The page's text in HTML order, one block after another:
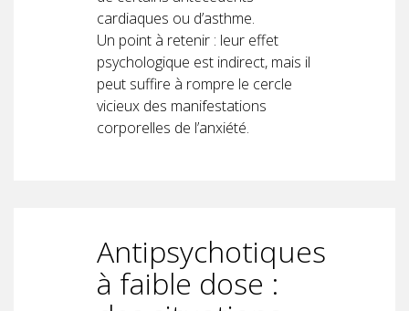
cardiaques ou d’asthme.
Un point à retenir : leur effet
psychologique est indirect, mais il
peut suffire à rompre le cercle
vicieux des manifestations
corporelles de l’anxiété.
Antipsychotiques
à faible dose :